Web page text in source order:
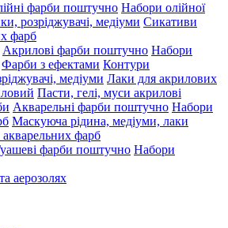
фарби поштучно Набори олійної
розріджувачі, медіуми Сикативи
фарб
Акрилові фарби поштучно Набори
Фарби з ефектами Контури
медіуми Лаки для акрилових
Пасти, гелі, муси акрилові
Акварельні фарби поштучно Набори
Маскуюча рідина, медіуми, лаки
фарб
фарби поштучно Набори
аерозолях